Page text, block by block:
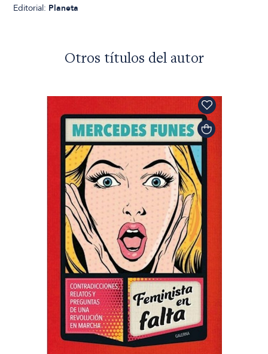
Editorial: Planeta
Otros títulos del autor